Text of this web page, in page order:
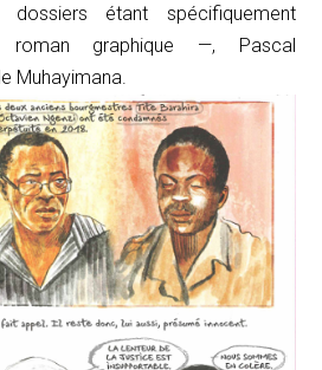
étant spécifiquement
graphique —, Pascal
Muhayimana.